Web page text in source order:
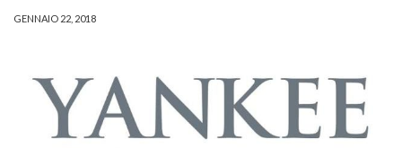
GENNAIO 22, 2018